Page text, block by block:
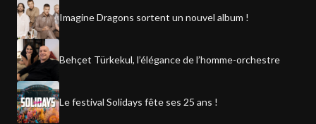
Imagine Dragons sortent un nouvel album !
Behçet Türkekul, l’élégance de l’homme-orchestre
Le festival Solidays fête ses 25 ans !